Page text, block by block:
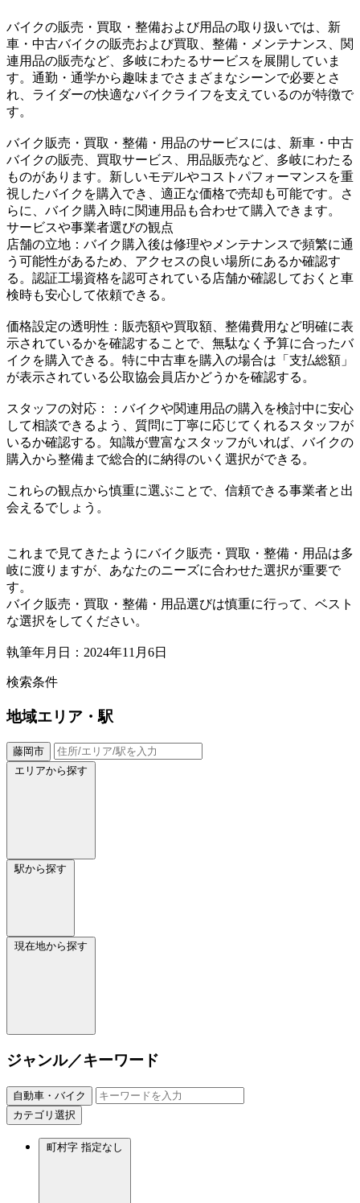
バイクの販売・買取・整備および用品の取り扱いでは、新
車・中古バイクの販売および買取、整備・メンテナンス、関
連用品の販売など、多岐にわたるサービスを展開していま
す。通勤・通学から趣味までさまざまなシーンで必要とさ
れ、ライダーの快適なバイクライフを支えているのが特徴で
す。
バイク販売・買取・整備・用品のサービスには、新車・中古
バイクの販売、買取サービス、用品販売など、多岐にわたる
ものがあります。新しいモデルやコストパフォーマンスを重
視したバイクを購入でき、適正な価格で売却も可能です。さ
らに、バイク購入時に関連用品も合わせて購入できます。
サービスや事業者選びの観点
店舗の立地：バイク購入後は修理やメンテナンスで頻繁に通
う可能性があるため、アクセスの良い場所にあるか確認す
る。認証工場資格を認可されている店舗か確認しておくと車
検時も安心して依頼できる。
価格設定の透明性：販売額や買取額、整備費用など明確に表
示されているかを確認することで、無駄なく予算に合ったバ
イクを購入できる。特に中古車を購入の場合は「支払総額」
が表示されている公取協会員店かどうかを確認する。
スタッフの対応：：バイクや関連用品の購入を検討中に安心
して相談できるよう、質問に丁寧に応じてくれるスタッフが
いるか確認する。知識が豊富なスタッフがいれば、バイクの
購入から整備まで総合的に納得のいく選択ができる。
これらの観点から慎重に選ぶことで、信頼できる事業者と出
会えるでしょう。
これまで見てきたようにバイク販売・買取・整備・用品は多
岐に渡りますが、あなたのニーズに合わせた選択が重要で
す。
バイク販売・買取・整備・用品選びは慎重に行って、ベスト
な選択をしてください。
執筆年月日：2024年11月6日
検索条件
地域エリア・駅
藤岡市
エリアから探す
駅から探す
現在地から探す
ジャンル／キーワード
自動車・バイク
カテゴリ選択
町村字 指定なし